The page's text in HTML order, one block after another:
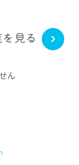
見る
ん